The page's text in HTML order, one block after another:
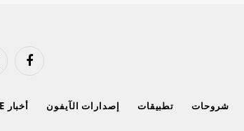
فيسبوك
شروحات تطبيقات إصدارات الآيفون أخبار APPLE